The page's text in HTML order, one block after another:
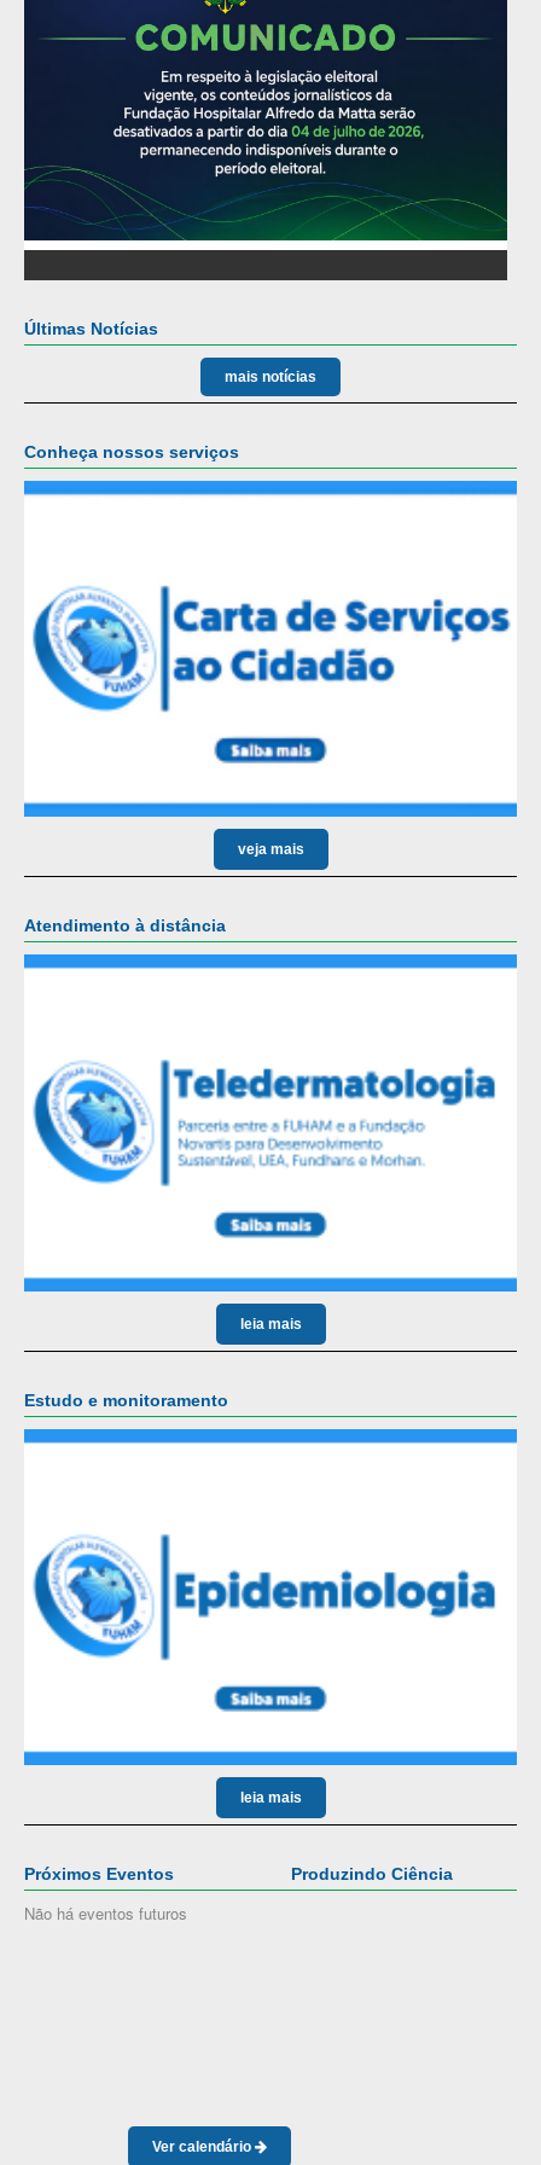
Últimas Notícias
mais notícias
Conheça nossos serviços
veja mais
Atendimento à distância
leia mais
Estudo e monitoramento
leia mais
Próximos Eventos
Não há eventos futuros
Ver calendário
Produzindo Ciência